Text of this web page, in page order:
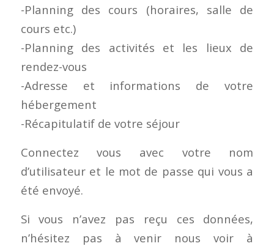
-Planning des cours (horaires, salle de
cours etc.)
-Planning des activités et les lieux de
rendez-vous
-Adresse et informations de votre
hébergement
-Récapitulatif de votre séjour
Connectez vous avec votre nom
d’utilisateur et le mot de passe qui vous a
été envoyé.
Si vous n’avez pas reçu ces données,
n’hésitez pas à venir nous voir à